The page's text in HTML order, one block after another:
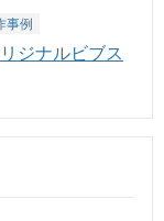
事例
ジナルビブス